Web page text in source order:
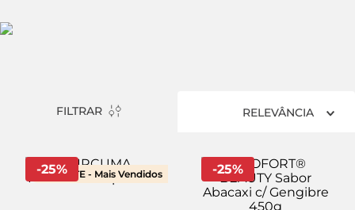
FILTRAR RELEVÂNCIA
TESTE - Mais Vendidos
-25% -25%